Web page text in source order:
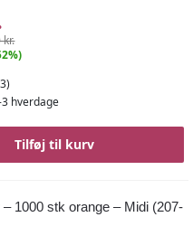
kr.
hverdage
Tilføj til kurv
1000 stk orange – Midi (207-